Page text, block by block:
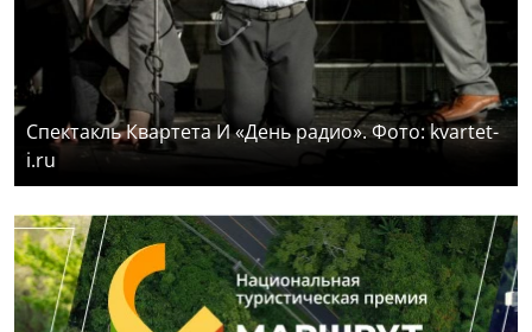
Спектакль Квартета И «День радио». Фото: kvartet-
i.ru